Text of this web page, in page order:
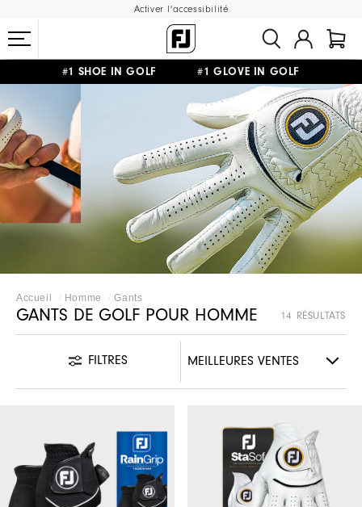
Activer l'accessibilité
#1 SHOE IN GOLF #1 GLOVE IN GOLF
RETOUR GRATUIT
Accueil Homme Gants
GANTS DE GOLF POUR HOMME 14 RÉSULTATS
FILTRES